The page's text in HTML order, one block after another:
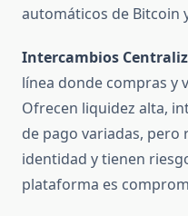
automáticos de Bitcoin
Intercambios
línea donde compras y
Ofrecen liquidez alta,
de pago variadas,
identidad y tienen
plataforma es